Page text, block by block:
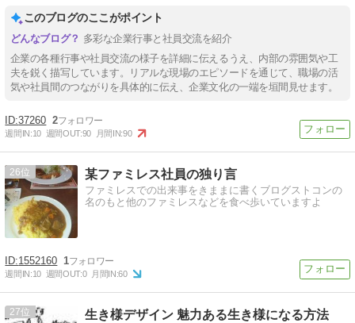
このブログのここがポイント
多彩な企業行事と社員交流を紹介
企業の各種行事や社員交流の様子を詳細に伝えるうえ、内部の雰囲気や工
夫を鋭く描写しています。リアルな現場のエピソードを通じて、職場の活
気や社員間のつながりを具体的に伝え、企業文化の一端を垣間見せます。
37260 2
週間IN:10 週間OUT:90 月間IN:90
26 某ファミレス社員の独り言
ファミレスでの出来事をきままに書くブログストコンの
名のもと他のファミレスなどを食べ歩いていますよ
1552160 1
週間IN:10 週間OUT:0 月間IN:60
27 生き様デザイン 魅力ある生き様になる方法